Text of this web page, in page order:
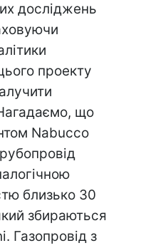
досліджень
проекту
Нагадаємо, що
Nabucco
близько 30
збираються
Газопровід з